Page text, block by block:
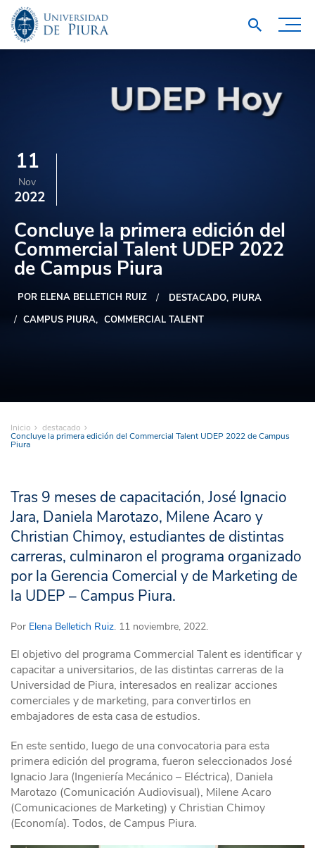
11
Nov
2022
Concluye la primera edición del
Commercial Talent UDEP 2022
de Campus Piura
POR ELENA BELLETICH RUIZ DESTACADO PIURA
CAMPUS PIURA
COMMERCIAL TALENT
Inicio destacado
Concluye la primera edición del Commercial Talent UDEP 2022 de Campus
Piura
Tras 9 meses de capacitación, José Ignacio
Jara, Daniela Marotazo, Milene Acaro y
Christian Chimoy, estudiantes de distintas
carreras, culminaron el programa organizado
por la Gerencia Comercial y de Marketing de
la UDEP – Campus Piura.
Por Elena Belletich Ruiz. 11 noviembre, 2022.
El objetivo del programa Commercial Talent es identificar y
capacitar a universitarios, de las distintas carreras de la
Universidad de Piura, interesados en realizar acciones
comerciales y de marketing, para convertirlos en
embajadores de esta casa de estudios.
En este sentido, luego de una convocatoria para esta
primera edición del programa, fueron seleccionados José
Ignacio Jara (Ingeniería Mecánico – Eléctrica), Daniela
Marotazo (Comunicación Audiovisual), Milene Acaro
(Comunicaciones de Marketing) y Christian Chimoy
(Economía). Todos, de Campus Piura.